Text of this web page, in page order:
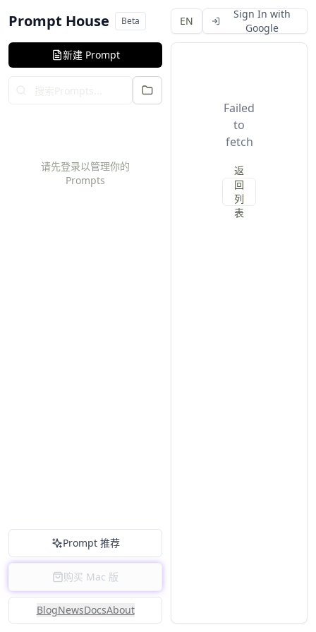
回列表
Prompt House Beta
新建 Prompt
请先登录以管理你的
Prompts
Prompt 推荐
购买 Mac 版
BlogNewsDocsAbout
EN
Sign In with
Google
Failed
to
fetch
返
回
列
表